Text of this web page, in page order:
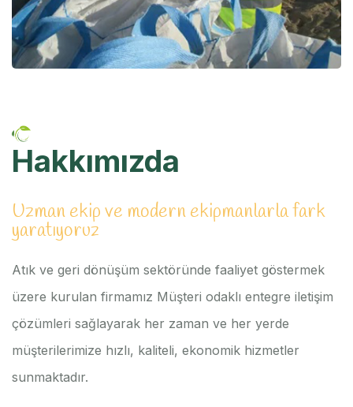
Hakkımızda
Uzman ekip ve modern ekipmanlarla fark
yaratıyoruz
Atık ve geri dönüşüm sektöründe faaliyet göstermek
üzere kurulan firmamız Müşteri odaklı entegre iletişim
çözümleri sağlayarak her zaman ve her yerde
müşterilerimize hızlı, kaliteli, ekonomik hizmetler
sunmaktadır.